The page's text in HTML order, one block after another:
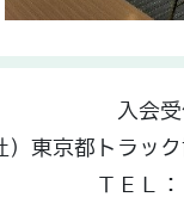
入会
）東京都トラッ
ＴＥＬ